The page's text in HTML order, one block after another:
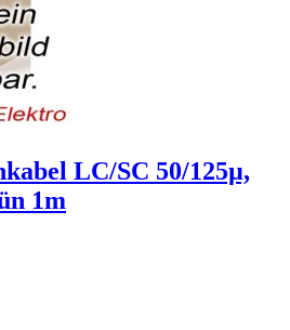
LC/SC 50/125µ,
1m